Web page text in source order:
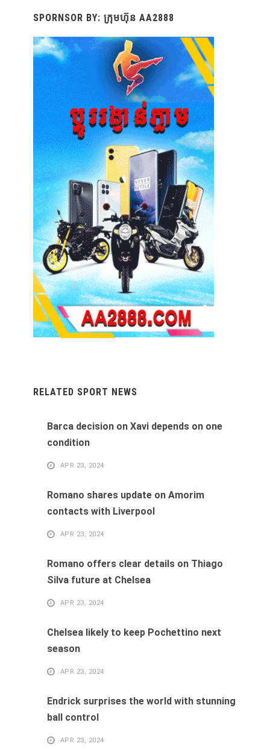
SPORNSOR BY: ក្រុមហ៊ុន AA2888
RELATED SPORT NEWS
Barca decision on Xavi depends on one
condition
APR 23, 2024
Romano shares update on Amorim
contacts with Liverpool
APR 23, 2024
Romano offers clear details on Thiago
Silva future at Chelsea
APR 23, 2024
Chelsea likely to keep Pochettino next
season
APR 23, 2024
Endrick surprises the world with stunning
ball control
APR 23, 2024